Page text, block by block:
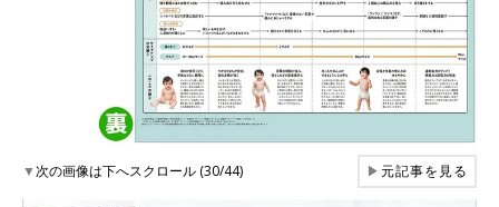
▼次の画像は下へスクロール (30/44) ▶元記事を見る